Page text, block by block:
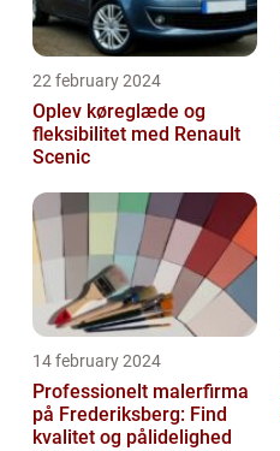
22 february 2024
Oplev køreglæde og
fleksibilitet med Renault
Scenic
14 february 2024
Professionelt malerfirma
på Frederiksberg: Find
kvalitet og pålidelighed